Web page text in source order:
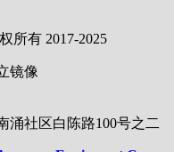
所有 2017-2025
镜像
涌社区白陈路100号之二